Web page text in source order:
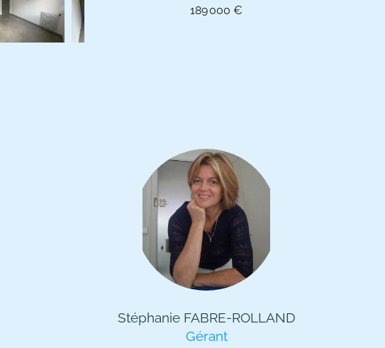
189 000 €
Stéphanie FABRE-ROLLAND
Gérant